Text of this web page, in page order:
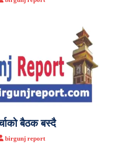
बैठक बस्दै
birgunj report